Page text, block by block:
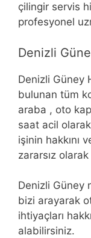
çilingir servis
profesyonel
Denizli
Denizli Güney
bulunan tüm
araba , oto
saat acil
işinin hakkını
zararsız
Denizli Güney
bizi arayarak
ihtiyaçları
alabilirsiniz.